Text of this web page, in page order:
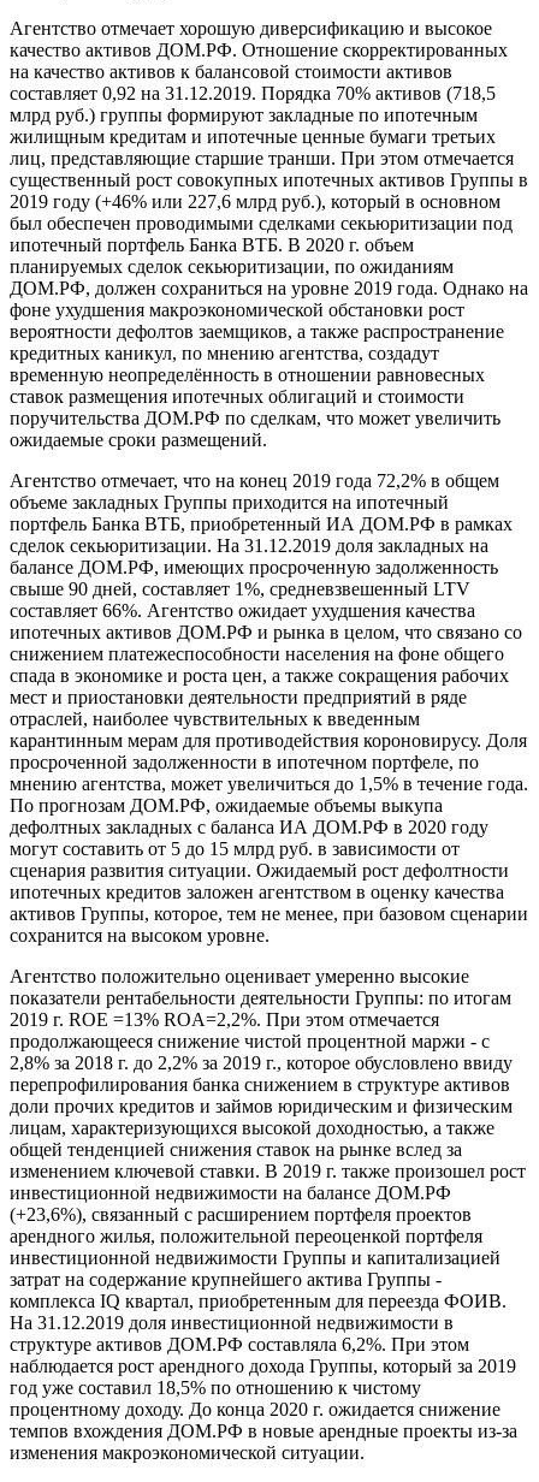
Агентство отмечает хорошую диверсификацию и высокое
качество активов ДОМ.РФ. Отношение скорректированных
на качество активов к балансовой стоимости активов
составляет 0,92 на 31.12.2019. Порядка 70% активов (718,5
млрд руб.) группы формируют закладные по ипотечным
жилищным кредитам и ипотечные ценные бумаги третьих
лиц, представляющие старшие транши. При этом отмечается
существенный рост совокупных ипотечных активов Группы в
2019 году (+46% или 227,6 млрд руб.), который в основном
был обеспечен проводимыми сделками секьюритизации под
ипотечный портфель Банка ВТБ. В 2020 г. объем
планируемых сделок секьюритизации, по ожиданиям
ДОМ.РФ, должен сохраниться на уровне 2019 года. Однако на
фоне ухудшения макроэкономической обстановки рост
вероятности дефолтов заемщиков, а также распространение
кредитных каникул, по мнению агентства, создадут
временную неопределённость в отношении равновесных
ставок размещения ипотечных облигаций и стоимости
поручительства ДОМ.РФ по сделкам, что может увеличить
ожидаемые сроки размещений.
Агентство отмечает, что на конец 2019 года 72,2% в общем
объеме закладных Группы приходится на ипотечный
портфель Банка ВТБ, приобретенный ИА ДОМ.РФ в рамках
сделок секьюритизации. На 31.12.2019 доля закладных на
балансе ДОМ.РФ, имеющих просроченную задолженность
свыше 90 дней, составляет 1%, средневзвешенный LTV
составляет 66%. Агентство ожидает ухудшения качества
ипотечных активов ДОМ.РФ и рынка в целом, что связано со
снижением платежеспособности населения на фоне общего
спада в экономике и роста цен, а также сокращения рабочих
мест и приостановки деятельности предприятий в ряде
отраслей, наиболее чувствительных к введенным
карантинным мерам для противодействия короновирусу. Доля
просроченной задолженности в ипотечном портфеле, по
мнению агентства, может увеличиться до 1,5% в течение года.
По прогнозам ДОМ.РФ, ожидаемые объемы выкупа
дефолтных закладных с баланса ИА ДОМ.РФ в 2020 году
могут составить от 5 до 15 млрд руб. в зависимости от
сценария развития ситуации. Ожидаемый рост дефолтности
ипотечных кредитов заложен агентством в оценку качества
активов Группы, которое, тем не менее, при базовом сценарии
сохранится на высоком уровне.
Агентство положительно оценивает умеренно высокие
показатели рентабельности деятельности Группы: по итогам
2019 г. ROE =13% ROA=2,2%. При этом отмечается
продолжающееся снижение чистой процентной маржи - с
2,8% за 2018 г. до 2,2% за 2019 г., которое обусловлено ввиду
перепрофилирования банка снижением в структуре активов
доли прочих кредитов и займов юридическим и физическим
лицам, характеризующихся высокой доходностью, а также
общей тенденцией снижения ставок на рынке вслед за
изменением ключевой ставки. В 2019 г. также произошел рост
инвестиционной недвижимости на балансе ДОМ.РФ
(+23,6%), связанный с расширением портфеля проектов
арендного жилья, положительной переоценкой портфеля
инвестиционной недвижимости Группы и капитализацией
затрат на содержание крупнейшего актива Группы -
комплекса IQ квартал, приобретенным для переезда ФОИВ.
На 31.12.2019 доля инвестиционной недвижимости в
структуре активов ДОМ.РФ составляла 6,2%. При этом
наблюдается рост арендного дохода Группы, который за 2019
год уже составил 18,5% по отношению к чистому
процентному доходу. До конца 2020 г. ожидается снижение
темпов вхождения ДОМ.РФ в новые арендные проекты из-за
изменения макроэкономической ситуации.